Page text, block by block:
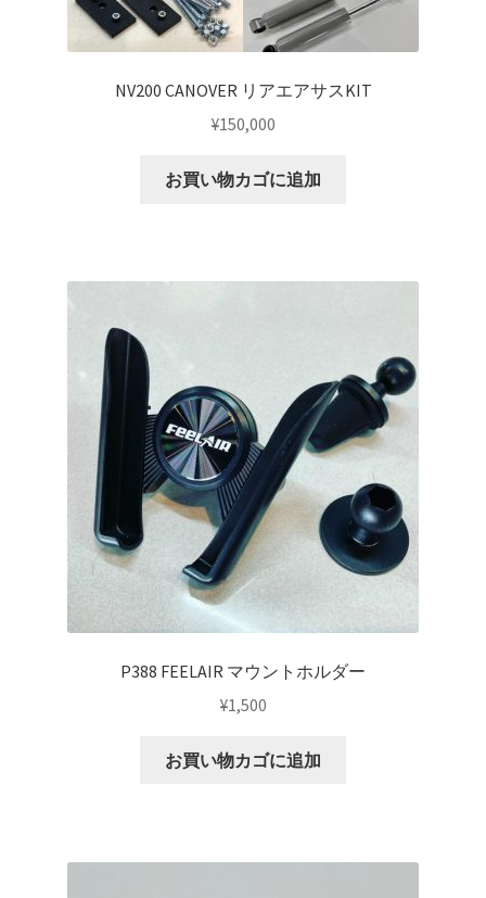
SPORZA FORGED WHEEL
SUSPENSION
オーバーホール
パーツ一覧
プライバシーポリシー
NV200 CANOVER リアエアサスKIT
¥150,000
お買い物カゴに追加
P388 FEELAIR マウントホルダー
¥1,500
お買い物カゴに追加